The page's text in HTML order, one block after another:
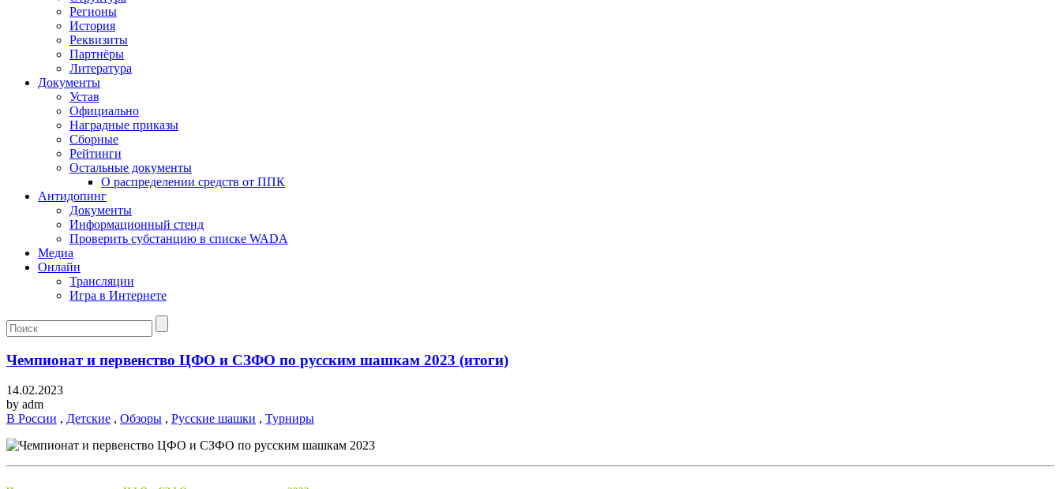
Регионы
История
Реквизиты
Партнёры
Литература
Документы
Устав
Официально
Наградные приказы
Сборные
Рейтинги
Остальные документы
О распределении средств от ППК
Антидопинг
Документы
Информационный стенд
Проверить субстанцию в списке WADA
Медиа
Онлайн
Трансляции
Игра в Интернете
Чемпионат и первенство ЦФО и СЗФО по русским шашкам 2023 (итоги)
14.02.2023
by adm
В России , Детские , Обзоры , Русские шашки , Турниры